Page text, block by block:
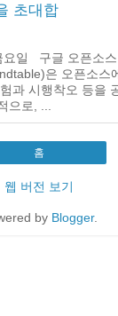
초대합
요일 구글 오픈소
은 오픈소스
과 시행착오 등을
으로, ...
홈
웹 버전 보기
by Blogger.